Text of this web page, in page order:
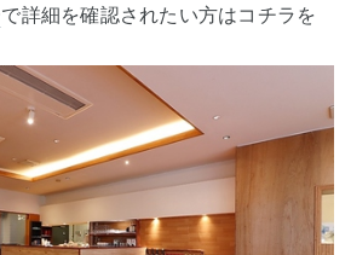
で詳細を確認されたい方はコチラを